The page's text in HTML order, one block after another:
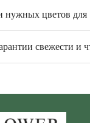
нужных цветов
свежести и